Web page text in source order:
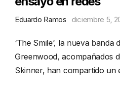
Eduardo Ramos diciembre 5,
‘The Smile’, la nueva
Greenwood, acompañados
Skinner, han compartido un